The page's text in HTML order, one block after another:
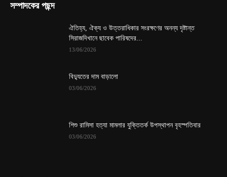
সম্পাদকের পছন্দ
ঐতিহ্য, ঐক্য ও উত্তরাধিকার সংরক্ষণের অনন্য দৃষ্টান্ত
সিরাজদিখানে ছাবেক পারিষদের...
13/06/2026
বিদ্যুতের দাম বাড়ালো
03/06/2026
শিশু রামিসা হত্যা মামলার যুক্তিতর্ক উপস্থাপন বৃহস্পতিবার
03/06/2026